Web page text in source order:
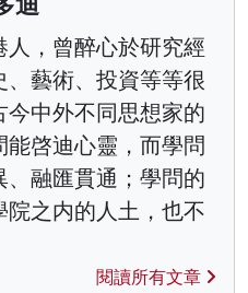
，曾醉心於研究經
藝術、投資等等很
中外不同思想家的
啓迪心靈，而學問
、融匯貫通；學問的
之内的人土，也不
閱讀所有文章